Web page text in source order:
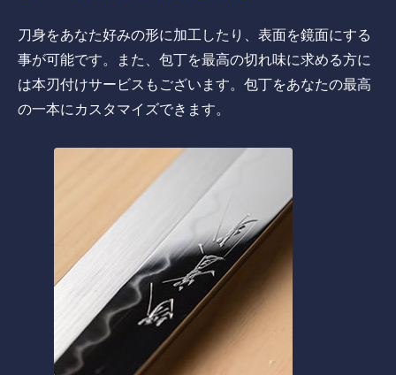
刀身をあなた好みの形に加工したり、表面を鏡面にする
事が可能です。また、包丁を最高の切れ味に求める方に
は本刃付けサービスもございます。包丁をあなたの最高
の一本にカスタマイズできます。